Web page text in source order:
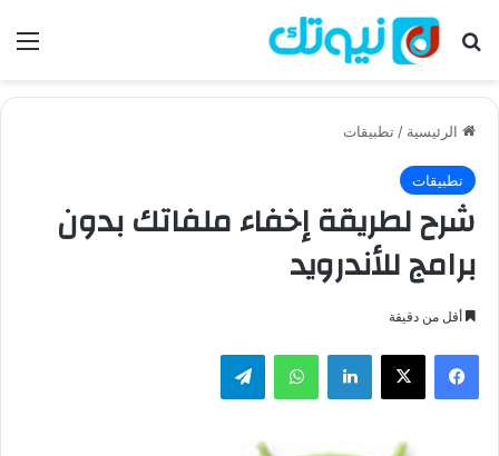
بحث عن
الرئيسية / تطبيقات
تطبيقات
شرح لطريقة إخفاء ملفاتك بدون
برامج للأندرويد
أقل من دقيقة
فيسبوك لينكدإن واتساب